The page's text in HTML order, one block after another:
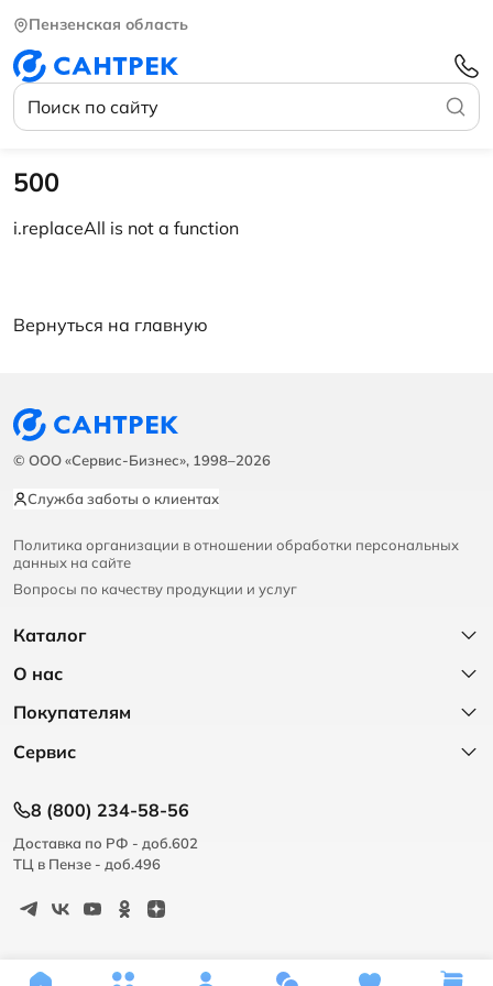
Пензенская область
500
i.replaceAll is not a function
Вернуться на главную
© ООО «Сервис-Бизнес», 1998–2026
Служба заботы о клиентах
Политика организации в отношении обработки персональных
данных на сайте
Вопросы по качеству продукции и услуг
Каталог
О нас
Покупателям
Сервис
8 (800) 234-58-56
Доставка по РФ - доб.602
ТЦ в Пензе - доб.496